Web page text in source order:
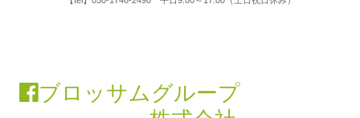
ブロッサムグループ